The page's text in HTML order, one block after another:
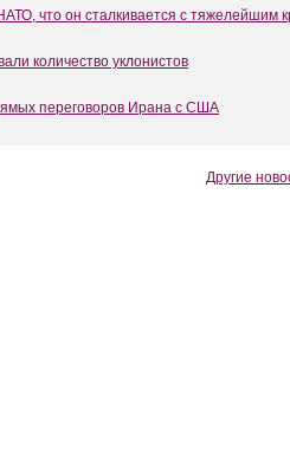
что он сталкивается с тяжелейшим
количество уклонистов
переговоров Ирана с США
Другие